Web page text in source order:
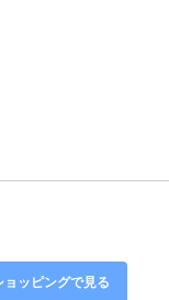
ッピングで見る